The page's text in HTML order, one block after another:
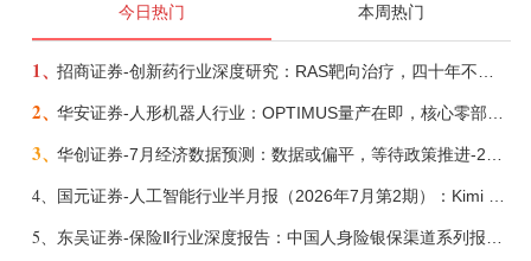
今日热门 本周热门
1、
2、
3、
4、
5、